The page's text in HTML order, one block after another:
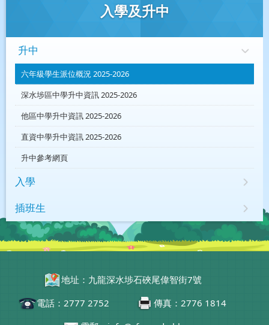
入學及升中
升中
六年級學生派位概況 2025-2026
深水埗區中學升中資訊 2025-2026
他區中學升中資訊 2025-2026
直資中學升中資訊 2025-2026
升中參考網頁
入學
插班生
地址：九龍深水埗石硤尾偉智街7號
電話：2777 2752
傳真：2776 1814